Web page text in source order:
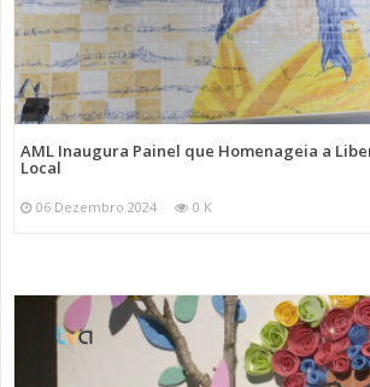
AML Inaugura Painel que Homenageia a
Local
06 Dezembro 2024 0 K